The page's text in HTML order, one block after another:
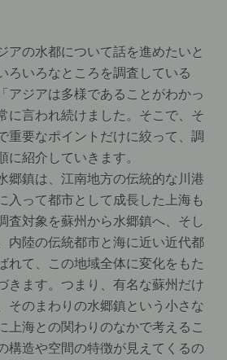
アの水都について話を進めたいと
ろいろなところを調査している
アジアは多様であることがわかっ
に言われ続けました。そこで、そ
重要なポイントだけに絞って、調
紹介していきます。
郷鎮は、江南地方の伝統的な川港
入って都市として成長した上海も
査対象を蘇州から水郷鎮へ、そし
内陸の伝統都市と海に近い近代都
れて、この地域全体に変化をもた
きます。つまり、有名な蘇州だけ
そのまわりの水郷鎮という小さな
上海との関わりのなかで考えるこ
構造や空間の特徴が見えてくるの